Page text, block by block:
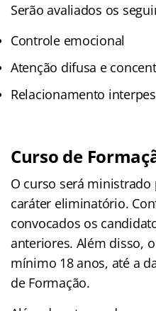
Serão avaliados os
Controle emocional
Atenção difusa e
Relacionamento
Curso de
O curso será
caráter eliminatório.
convocados os
anteriores. Além disso,
mínimo 18 anos, até a
de Formação.